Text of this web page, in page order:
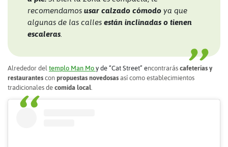
recomendamos usar calzado cómodo ya que
algunas de las calles están inclinadas o tienen
escaleras
Alrededor del templo Man Mo y de “Cat Street” encontrarás cafeterías y
restaurantes con propuestas novedosas así como establecimientos
tradicionales de comida local